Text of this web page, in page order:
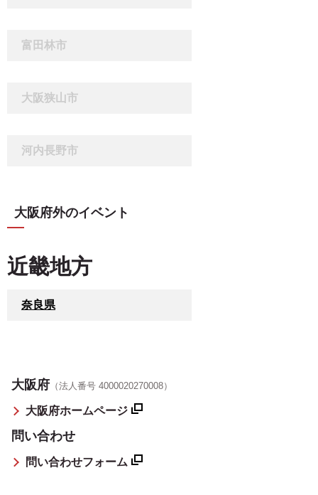
富田林市
大阪狭山市
河内長野市
大阪府外のイベント
近畿地方
奈良県
大阪府 （法人番号 4000020270008）
大阪府ホームページ
問い合わせ
問い合わせフォーム